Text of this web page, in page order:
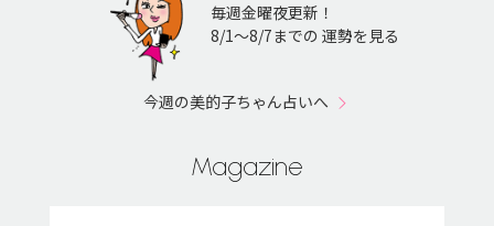
毎週金曜夜更新！
8/1〜8/7までの 運勢を見る
今週の美的子ちゃん占いへ
Magazine